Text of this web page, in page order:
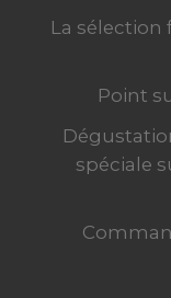
La sélection
Point
spéciale